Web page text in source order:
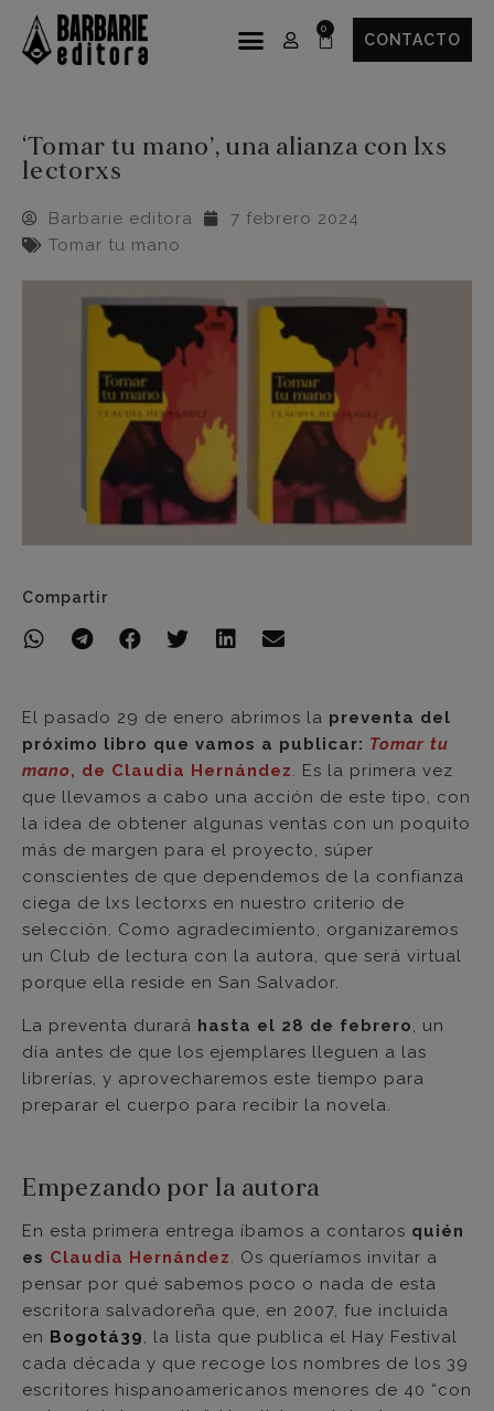
CONTACTO
‘Tomar tu mano’, una alianza con lxs
lectorxs
Barbarie editora
7 febrero 2024
Tomar tu mano
Compartir
El pasado 29 de enero abrimos la preventa del
próximo libro que vamos a publicar: Tomar tu
mano, de Claudia Hernández. Es la primera vez
que llevamos a cabo una acción de este tipo, con
la idea de obtener algunas ventas con un poquito
más de margen para el proyecto, súper
conscientes de que dependemos de la confianza
ciega de lxs lectorxs en nuestro criterio de
selección. Como agradecimiento, organizaremos
un Club de lectura con la autora, que será virtual
porque ella reside en San Salvador.
La preventa durará hasta el 28 de febrero, un
día antes de que los ejemplares lleguen a las
librerías, y aprovecharemos este tiempo para
preparar el cuerpo para recibir la novela.
Empezando por la autora
En esta primera entrega íbamos a contaros quién
es Claudia Hernández. Os queríamos invitar a
pensar por qué sabemos poco o nada de esta
escritora salvadoreña que, en 2007, fue incluida
en Bogotá39, la lista que publica el Hay Festival
cada década y que recoge los nombres de los 39
escritores hispanoamericanos menores de 40 “con